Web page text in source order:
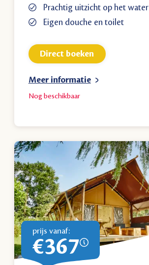
Prachtig uitzicht op het water
Eigen douche en toilet
Nog beschikbaar
Meer informatie
Direct boeken
prijs vanaf:
€367